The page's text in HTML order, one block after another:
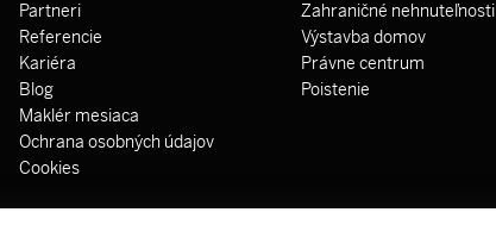
Partneri
Referencie
Kariéra
Blog
Maklér mesiaca
Ochrana osobných údajov
Cookies
Zahraničné nehnuteľnosti
Výstavba domov
Právne centrum
Poistenie